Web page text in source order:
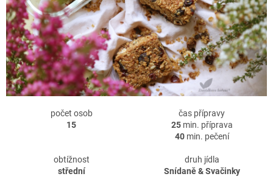
počet osob
15
čas přípravy
25min. příprava
40min. pečení
obtížnost
střední
druh jídla
Snídaně & Svačinky